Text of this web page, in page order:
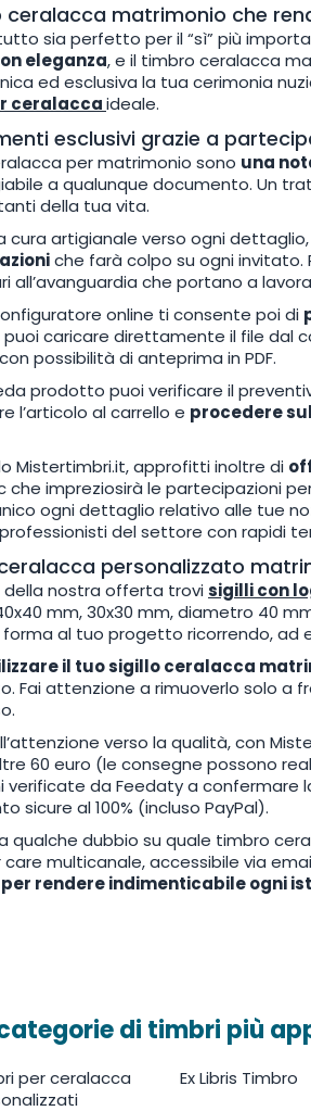
ceralacca matrimonio che
sia perfetto per il “sì” più
eleganza, e il timbro ceralacca
ed esclusiva la tua cerimonia
ceralaccaideale.
esclusivi grazie a
per matrimonio sono una
a qualunque documento. Un
della tua vita.
cura artigianale verso ogni
che farà colpo su ogni
all’avanguardia che portano a
online ti consente poi di
caricare direttamente il file dal
possibilità di anteprima in PDF.
prodotto puoi verificare il
l’articolo al carrello e procedere
Mistertimbri.it, approfitti inoltre di
che impreziosirà le partecipazioni
ogni dettaglio relativo alle tue
del settore con rapidi
personalizzato
della nostra offerta trovisigilli con
mm, 30x30 mm, diametro 40
al tuo progetto ricorrendo, ad
il tuo sigillo ceralacca
Fai attenzione a rimuoverlo solo a
verso la qualità, con
60 euro (le consegne possono
verificate da Feedaty a confermare
sicure al 100% (incluso PayPal).
qualche dubbio su quale timbro
multicanale, accessibile via
rendere indimenticabile ogni
di timbri più
per ceralacca
Ex Libris Timbro